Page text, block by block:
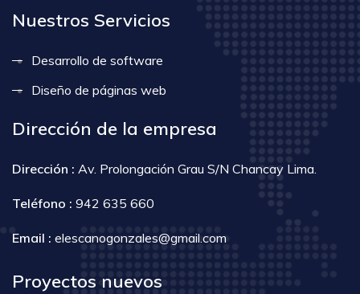
Nuestros Servicios
Desarrollo de software
Diseño de páginas web
Dirección de la empresa
Dirección : Av. Prolongación Grau S/N Chancay Lima.
Teléfono : 942 635 660
Email : elescanogonzales@gmail.com
Proyectos nuevos